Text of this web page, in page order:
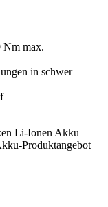
Nm max.
in schwer
Li-Ionen Akku
Produktangebot